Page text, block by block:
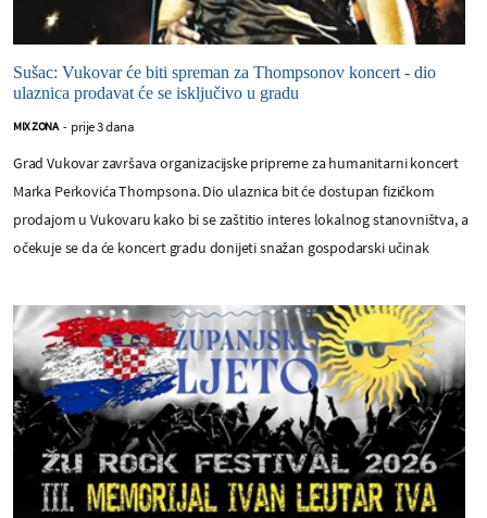
Sušac: Vukovar će biti spreman za Thompsonov koncert - dio
ulaznica prodavat će se isključivo u gradu
MIX ZONA - prije 3 dana
Grad Vukovar završava organizacijske pripreme za humanitarni koncert
Marka Perkovića Thompsona. Dio ulaznica bit će dostupan fizičkom
prodajom u Vukovaru kako bi se zaštitio interes lokalnog stanovništva, a
očekuje se da će koncert gradu donijeti snažan gospodarski učinak